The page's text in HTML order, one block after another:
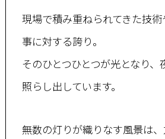
現場で積み重ねられてきた技
事に対する誇り。
そのひとつひとつが光となり、
照らし出しています。
無数の灯りが織りなす風景は